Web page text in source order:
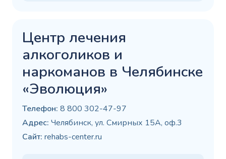
Центр лечения
алкоголиков и
наркоманов в Челябинске
«Эволюция»
Телефон: 8 800 302-47-97
Адрес: Челябинск, ул. Смирных 15А, оф.3
Сайт: rehabs-center.ru